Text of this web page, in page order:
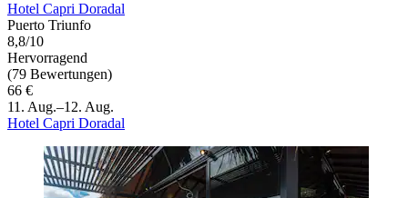
Hotel Capri Doradal
Puerto Triunfo
8,8/10
Hervorragend
(79 Bewertungen)
66 €
11. Aug.–12. Aug.
Hotel Capri Doradal